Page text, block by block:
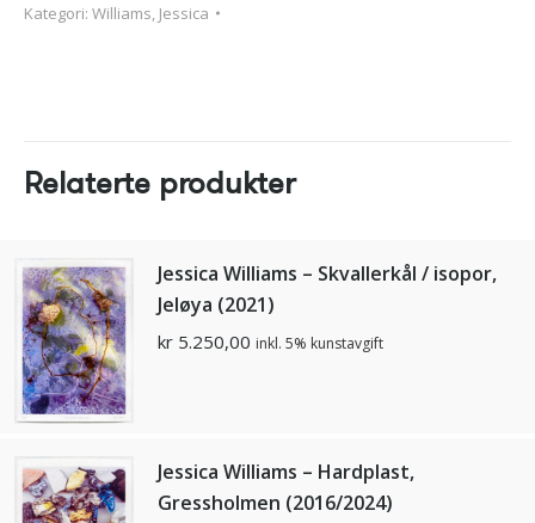
Kategori: Williams, Jessica
Relaterte produkter
Jessica Williams – Skvallerkål / isopor,
Jeløya (2021)
kr 5.250,00 inkl. 5% kunstavgift
Jessica Williams – Hardplast,
Gressholmen (2016/2024)